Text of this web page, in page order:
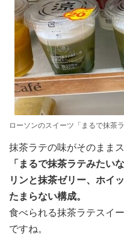
ローソンのスイーツ「まるで抹茶
抹茶ラテの味がそのまま
「まるで抹茶ラテみたい
リンと抹茶ゼリー、ホイ
たまらない構成。
食べられる抹茶ラテスイ
ですね。